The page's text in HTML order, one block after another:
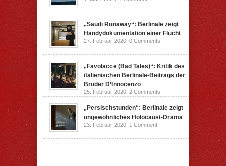
„Saudi Runaway“: Berlinale zeigt
Handydokumentation einer Flucht
27. Februar 2020, 0 Comments
„Favolacce (Bad Tales)“: Kritik des
italienischen Berlinale-Beitrags der
Brüder D’Innocenzo
25. Februar 2020, 2 Comments
„Persischstunden“: Berlinale zeigt
ungewöhnliches Holocaust-Drama
23. Februar 2020, 1 Comment